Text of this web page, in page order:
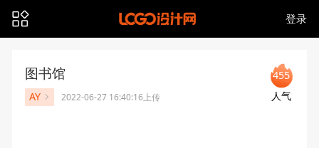
登录
图书馆
AY 2022-06-27 16:40:16上传
455
人气